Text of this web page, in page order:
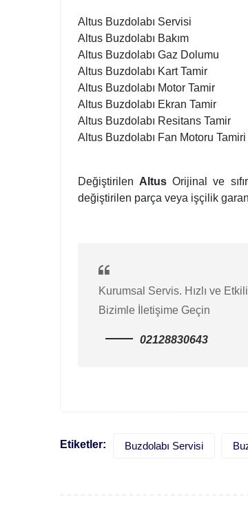
Altus Buzdolabı Servisi
Altus Buzdolabı Bakım
Altus Buzdolabı Gaz Dolumu
Altus Buzdolabı Kart Tamir
Altus Buzdolabı Motor Tamir
Altus Buzdolabı Ekran Tamir
Altus Buzdolabı Resitans Tamir
Altus Buzdolabı Fan Motoru Tamiri
Değiştirilen Altus Orijinal ve
değiştirilen parça veya işçilik
Kurumsal Servis. Hızlı ve
Bizimle İletişime Geçin
02128830643
Etiketler: Buzdolabı Servisi